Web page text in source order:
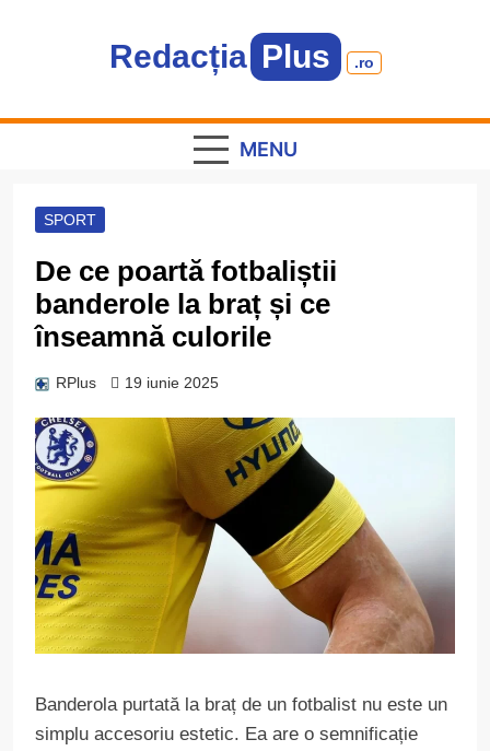
Redacția Plus .ro
MENU
SPORT
De ce poartă fotbaliștii
banderole la braț și ce
înseamnă culorile
RPlus 19 iunie 2025
Banderola purtată la braț de un fotbalist nu este un
simplu accesoriu estetic. Ea are o semnificație